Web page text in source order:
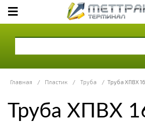
Главная / Пластик / Труба / Труба ХПВХ
Труба ХПВХ